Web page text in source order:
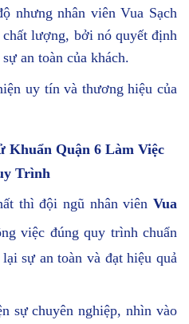
nhưng nhân viên Vua Sạch
lượng, bởi nó quyết định
an toàn của khách.
uy tín và thương hiệu của
Khuẩn Quận 6 Làm Việc
Trình
thì đội ngũ nhân viên Vua
việc đúng quy trình chuẩn
sự an toàn và đạt hiệu quả
sự chuyên nghiệp, nhìn vào